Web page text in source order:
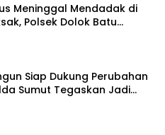
Meninggal Mendadak di
Polsek Dolok Batu
Cepat Olah TKP
Siap Dukung Perubahan
Sumut Tegaskan Jadi
Profesionalisme dan